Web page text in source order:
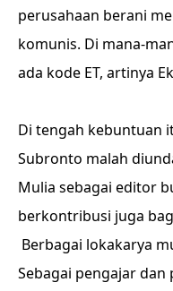
perusahaan berani
komunis. Di mana-
ada kode ET, artinya
Di tengah kebuntuan
Subronto malah
Mulia sebagai editor
berkontribusi juga
Berbagai lokakarya
Sebagai pengajar